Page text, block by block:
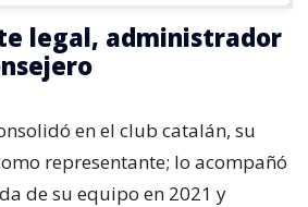
legal, administrador
en el club catalán, su
representante; lo acompañó
de su equipo en 2021 y